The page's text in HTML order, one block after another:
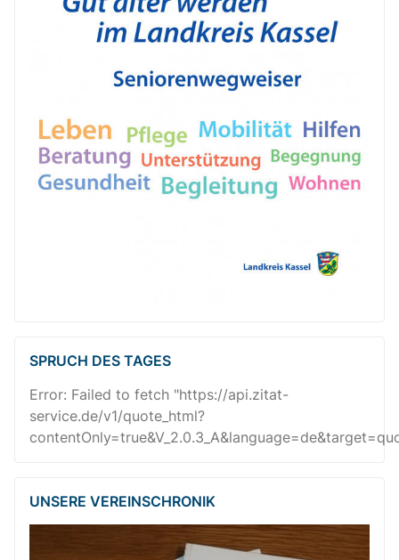
SPRUCH DES TAGES
Error: Failed to fetch "https://api.zitat-
service.de/v1/quote_html?
UNSERE VEREINSCHRONIK